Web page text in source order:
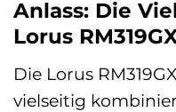
Anlass: Die
Lorus
Die Lorus
vielseitig